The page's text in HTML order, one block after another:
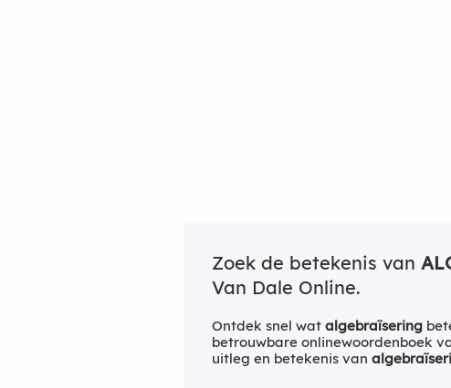
Zoek de betekenis van
Van Dale Online.
Ontdek snel wat algebraïsering
betrouwbare onlinewoordenboek
uitleg en betekenis van